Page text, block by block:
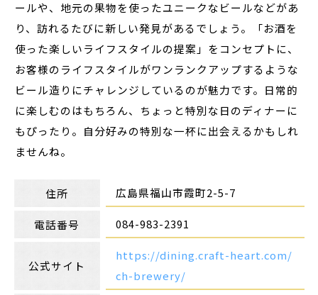
ールや、地元の果物を使ったユニークなビールなどがあ
り、訪れるたびに新しい発見があるでしょう。「お酒を
使った楽しいライフスタイルの提案」をコンセプトに、
お客様のライフスタイルがワンランクアップするような
ビール造りにチャレンジしているのが魅力です。日常的
に楽しむのはもちろん、ちょっと特別な日のディナーに
もぴったり。自分好みの特別な一杯に出会えるかもしれ
ませんね。
住所 広島県福山市霞町2-5-7
電話番号 084-983-2391
公式サイト
https://dining.craft-heart.com/
ch-brewery/